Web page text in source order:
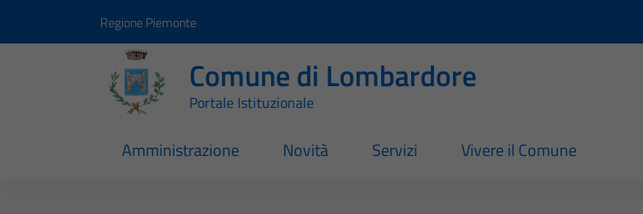
Regione Piemonte
Comune di Lombardore
Portale Istituzionale
Amministrazione Novità Servizi Vivere il Comune